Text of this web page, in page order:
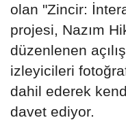
olan "Zincir:
projesi, Nazım
düzenlenen
izleyicileri
dahil ederek
davet ediyor.